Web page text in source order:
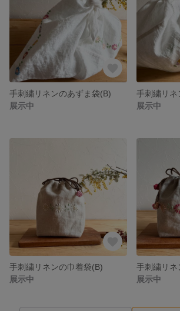
手刺繍リネンのあずま袋(B)
展示中
手刺繍リネ
展示中
手刺繍リネンの巾着袋(B)
展示中
手刺繍リネ
展示中